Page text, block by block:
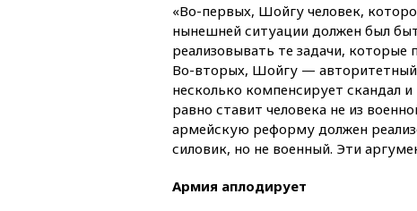
«Во-первых, Шойгу человек,
нынешней ситуации должен был
реализовывать те задачи,
Во-вторых, Шойгу — авторитетный
несколько компенсирует скандал
равно ставит человека не из
армейскую реформу должен
силовик, но не военный. Эти
Армия аплодирует